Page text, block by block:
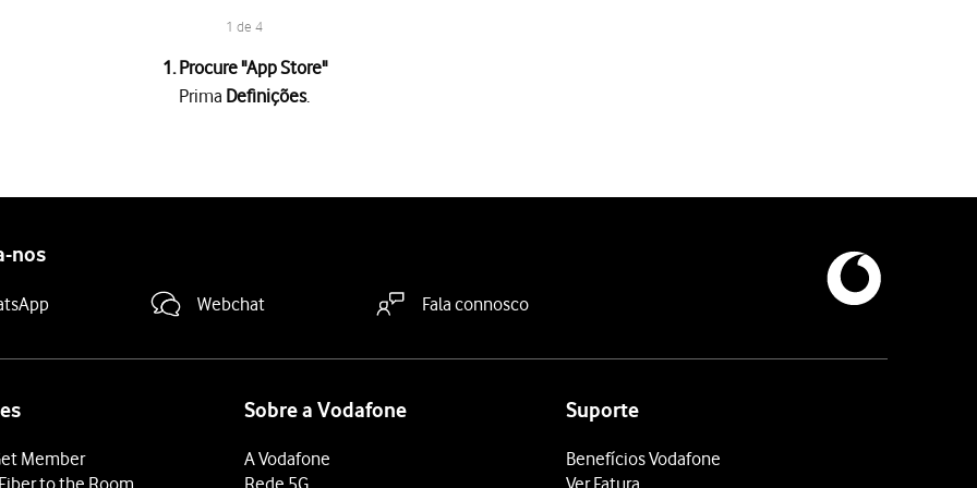
1 de 4
1. Procure "App Store"
Prima Definições.
nos
Webchat Fala connosco
Member
to the Room
Sobre a Vodafone
A Vodafone
Rede 5G
Suporte
Benefícios Vodafone
Ver Fatura